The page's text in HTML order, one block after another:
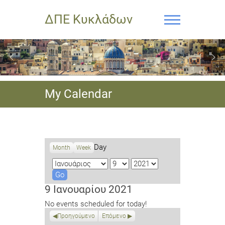
ΔΠΕ Κυκλάδων
My Calendar
Month Week Day
M
o
n
h
D
y
Y
a
9 Ιανουαρίου 2021
No events scheduled for today!
Προηγούμενο Επόμενο